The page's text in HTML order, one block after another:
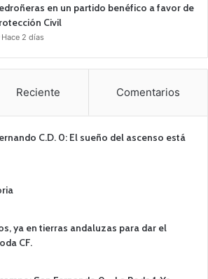
en un partido benéfico a favor de
Civil
Hace 2 días
Reciente Comentarios
C.D. 0: El sueño del ascenso está
ya en tierras andaluzas para dar el
CF.